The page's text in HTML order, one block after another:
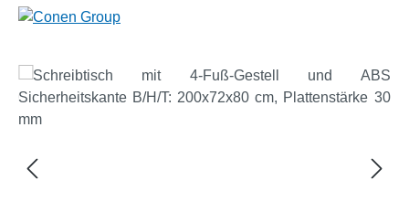
Bildergalerie überspringen